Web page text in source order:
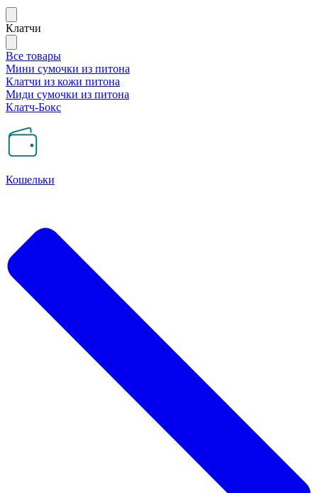
Клатчи
Все товары
Мини сумочки из питона
Клатчи из кожи питона
Миди сумочки из питона
Клатч-Бокс
Кошельки